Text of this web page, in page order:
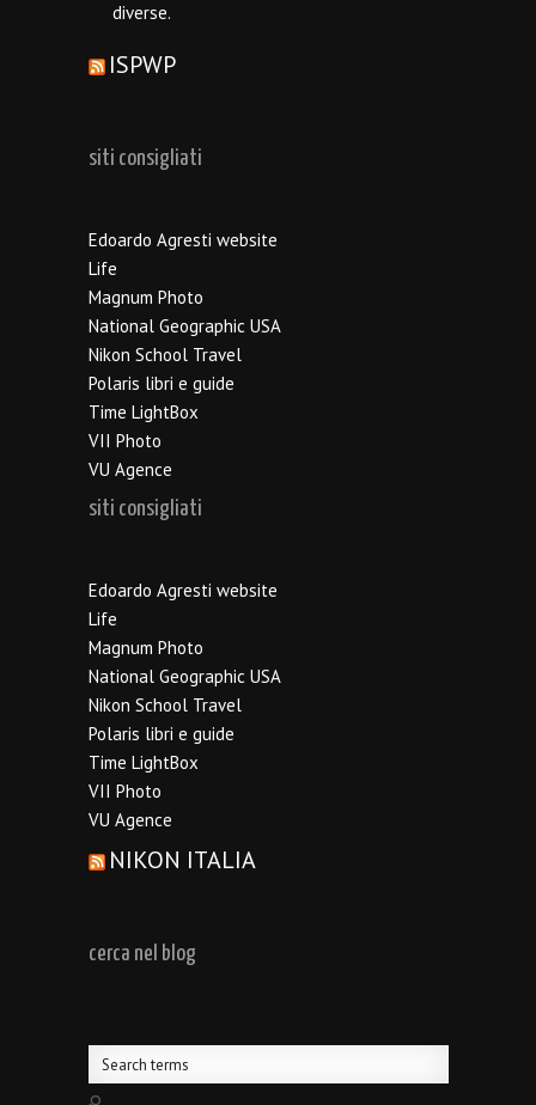
diverse.
ISPWP
siti consigliati
Edoardo Agresti website
Life
Magnum Photo
National Geographic USA
Nikon School Travel
Polaris libri e guide
Time LightBox
VII Photo
VU Agence
siti consigliati
Edoardo Agresti website
Life
Magnum Photo
National Geographic USA
Nikon School Travel
Polaris libri e guide
Time LightBox
VII Photo
VU Agence
NIKON ITALIA
cerca nel blog